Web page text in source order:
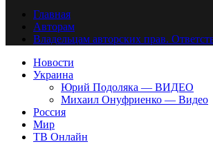
Главная
Авторам
Владельцам авторских прав.
Новости
Украина
Юрий Подоляка — ВИДЕО
Михаил Онуфриенко — Видео
Россия
Мир
ТВ Онлайн